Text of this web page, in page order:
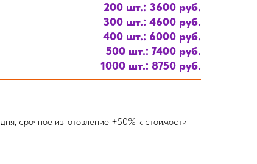
200 шт.: 3600 руб.
300 шт.: 4600 руб.
400 шт.: 6000 руб.
500 шт.: 7400 руб.
1000 шт.: 8750 руб.
срочное изготовление +50% к стоимости